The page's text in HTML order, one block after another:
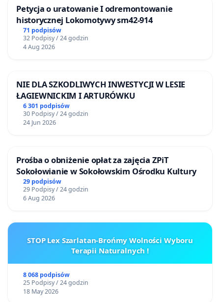
31 grudnia 2020 roku odbyła się rozprawa, która
miała zakończyć się prawomocnym wyrokiem. O
oskarżeni są jej sąsiedzi - rodzeństwo K. oraz ich
matka lekarka. Rozprawa dotyczyła odwołania
się od wyroku, skazującego całą rodzinę za
stalking, na karę więzienia w zawieszeniu i
Uważali, że to sprawiedliwy wyrok za wieloletnie
dręczenie. Sąd uchylił zaskarżony wyrok i
przekazał sprawę Sądowi Rejonowemu w Dębicy
do ponownego rozpoznania. Wkrótce odbędzie
rodzinę na bezwzględne więzienie.
Pani Bożena w wielkim napięciu czekała na
Petycja o uratowanie I odremontowanie
historycznej Lokomotywy sm42-914
71 podpisów
32 Podpisy / 24 godzin
4 Aug 2026
NIE DLA SZKODLIWYCH INWESTYCJI W LESIE
ŁAGIEWNICKIM I ARTURÓWKU
6 301 podpisów
30 Podpisy / 24 godzin
24 Jun 2026
Prośba o obniżenie opłat za zajęcia ZPiT
Sokołowianie w Sokołowskim Ośrodku Kultury
29 podpisów
29 Podpisy / 24 godzin
6 Aug 2026
STOP Lex Szarlatan-Brońmy Wolności Wyboru
Terapii Naturalnych !
8 068 podpisów
25 Podpisy / 24 godzin
18 May 2026